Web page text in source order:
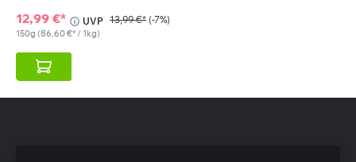
12,99 €* UVP 13,99 €* (-7%)
150g (86,60 €* / 1kg)